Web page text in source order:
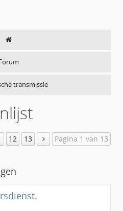
transmissie
12 13 Pagina 1 van 13